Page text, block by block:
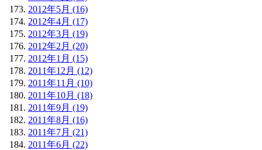
2012年5月 (16)
2012年4月 (17)
2012年3月 (19)
2012年2月 (20)
2012年1月 (15)
2011年12月 (12)
2011年11月 (10)
2011年10月 (18)
2011年9月 (19)
2011年8月 (16)
2011年7月 (21)
2011年6月 (22)